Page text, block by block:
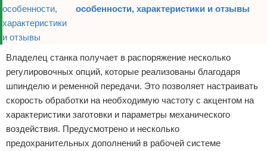
особенности, характеристики и отзывы
Владелец станка получает в распоряжение несколько
регулировочных опций, которые реализованы благодаря
шпинделю и ременной передачи. Это позволяет настраивать
скорость обработки на необходимую частоту с акцентом на
характеристики заготовки и параметры механического
воздействия. Предусмотрено и несколько
предохранительных дополнений в рабочей системе